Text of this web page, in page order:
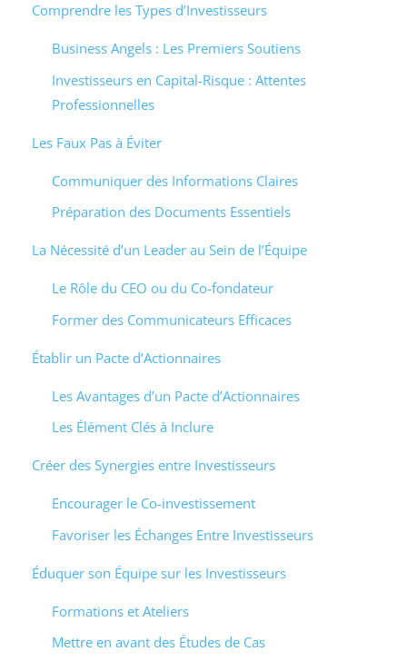
Comprendre les Types d’Investisseurs
Business Angels : Les Premiers Soutiens
Investisseurs en Capital-Risque : Attentes
Professionnelles
Les Faux Pas à Éviter
Communiquer des Informations Claires
Préparation des Documents Essentiels
La Nécessité d’un Leader au Sein de l’Équipe
Le Rôle du CEO ou du Co-fondateur
Former des Communicateurs Efficaces
Établir un Pacte d’Actionnaires
Les Avantages d’un Pacte d’Actionnaires
Les Élément Clés à Inclure
Créer des Synergies entre Investisseurs
Encourager le Co-investissement
Favoriser les Échanges Entre Investisseurs
Éduquer son Équipe sur les Investisseurs
Formations et Ateliers
Mettre en avant des Études de Cas